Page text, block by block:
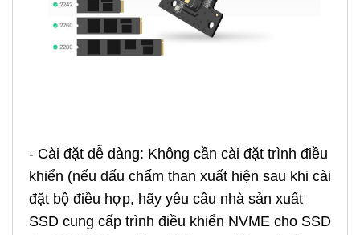
- Cài đặt dễ dàng: Không cần cài đặt trình điều
khiển (nếu dấu chấm than xuất hiện sau khi cài
đặt bộ điều hợp, hãy yêu cầu nhà sản xuất
SSD cung cấp trình điều khiển NVME cho SSD